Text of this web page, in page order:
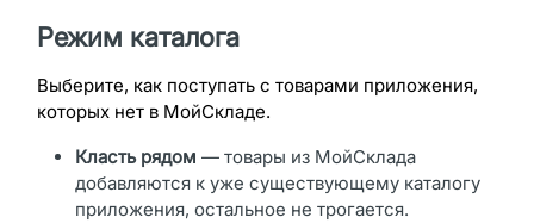
Режим каталога
Выберите, как поступать с товарами приложения,
которых нет в МойСкладе.
Класть рядом — товары из МойСклада
добавляются к уже существующему каталогу
приложения, остальное не трогается.